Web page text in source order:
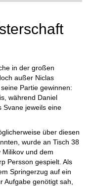
in der großen
außer Niclas
Partie gewinnen:
während Daniel
Svane jeweils eine
über diesen
wurde an Tisch 38
und dem
Persson gespielt. Als
Springerzug auf ein
Aufgabe genötigt sah,